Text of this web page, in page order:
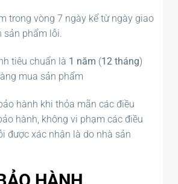
trong vòng 7 ngày kể từ ngày giao
sản phẩm lỗi.
tiêu chuẩn là 1 năm (12 tháng)
mua sản phẩm
hành khi thỏa mãn các điều
hành, không vi phạm các điều
được xác nhận là do nhà sản